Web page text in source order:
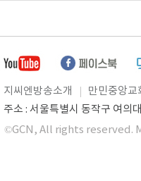
지씨엔방송소개 만민중앙교
주소 : 서울특별시 동작구 여
©GCN, All rights reserved.